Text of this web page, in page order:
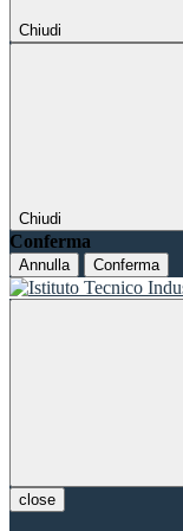
Chiudi
Chiudi
Conferma
Annulla Conferma
close